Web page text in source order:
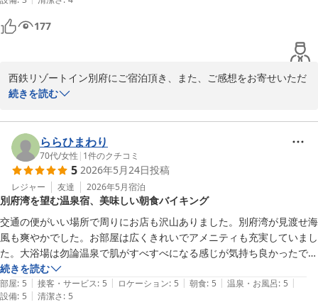
場、露天風呂が広く最高に気持ち良かったです。朝食はフルーツが欲し
かったです。それと、ウォーターサーバーかウェルカムドリンクがある
と嬉しかったです。
177
西鉄リゾートイン別府にご宿泊頂き、また、ご感想をお寄せいただ
きましてありがとうございます。
バス停が近く、交通が便利とのご好評を頂いております。また、朝
食のメニューにつきましては、今後のサービス改善の為検討させて
いただきます。ウォーターサーバーにつきましては、現時点では大
浴場のみにご用意させていただいております。ご了承くださいま
せ。
またのご来館をスタッフ一同お待ちしております。
西鉄リゾートイン別府 フロント　貝和
西鉄リゾートイン別府
2026-06-03
続きを読む
ららひまわり
70代/女性 | 1件のクチコミ
5 2026年5月24日投稿
レジャー 友達 2026年5月宿泊
別府湾を望む温泉宿、美味しい朝食バイキング
交通の便がいい場所で周りにお店も沢山ありました。別府湾が見渡せ海
風も爽やかでした。お部屋は広くきれいでアメニティも充実していまし
た。大浴場は勿論温泉で肌がすべすべになる感じが気持ち良かったで
す。露天風呂もあり、ゆったりしたした時間を過ごしました。朝食バイ
キングも和洋ありました。別府名物の鳥飯やだんご汁、鶏天もあり、大
満足でした。リーズナブルなお値段で嬉しかったです。
続きを読む
部屋: 5 | 接客・サービス: 5 | ロケーション: 5 | 朝食: 5 | 温泉・お風呂: 5 |
設備: 5 | 清潔さ: 5